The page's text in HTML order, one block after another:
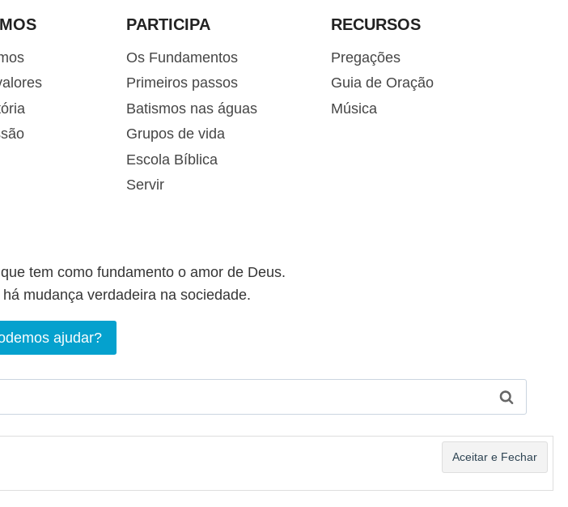
PARTICIPA
Os Fundamentos
Primeiros passos
Batismos nas águas
Grupos de vida
Escola Bíblica
Servir
RECURSOS
Pregações
Guia de Oração
Música
tem como fundamento o amor de Deus.
mudança verdadeira na sociedade.
ajudar?